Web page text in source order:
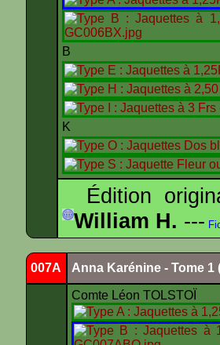
Édition
William H. ---
007A Anna Karénine - Tome 1
Comte Léon TOLSTOÏ